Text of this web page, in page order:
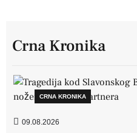
Crna Kronika
CRNA KRONIKA
09.08.2026